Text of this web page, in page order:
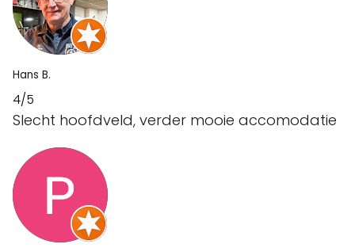
Hans B.
4/5
Slecht hoofdveld, verder mooie accomodatie